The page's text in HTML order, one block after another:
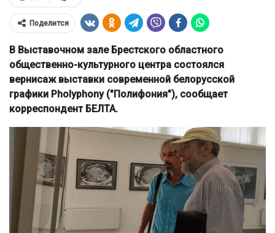
Поделится
В Выставочном зале Брестского областного
общественно-культурного центра состоялся
вернисаж выставки современной белорусской
графики Pholyphony ("Полифония"), сообщает
корреспондент БЕЛТА.